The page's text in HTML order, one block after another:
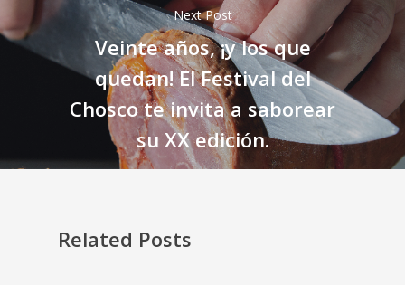
Next Post
Veinte años, ¡y los que
quedan! El Festival del
Chosco te invita a saborear
su XX edición.
Related Posts